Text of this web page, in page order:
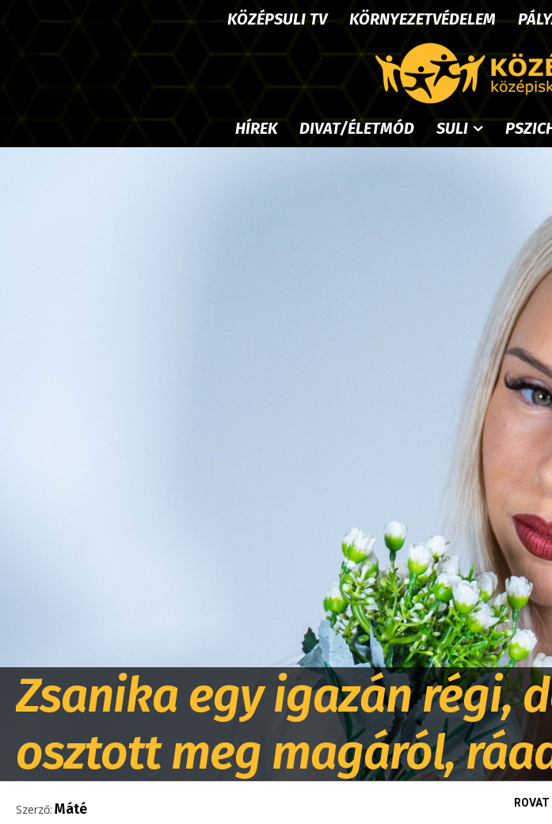
KÖZÉPSULI TV KÖRNYEZETVÉDELEM
HÍREK DIVAT/ÉLETMÓD SULI
Zsanika egy igazán régi,
osztott meg magáról,
Szerző: Máté
ROVAT